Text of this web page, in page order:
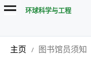
环球科学与工程
主页 / 图书馆员须知